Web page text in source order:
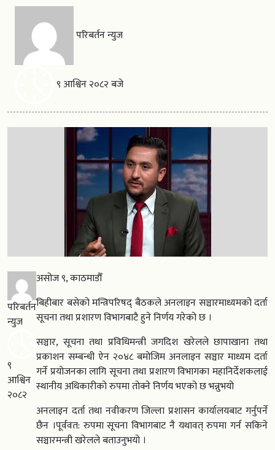
परिबर्तन न्युज
९ आश्विन २०८२ बजे
परिबर्तन
न्युज
९
आश्विन
२०८२
असोज ९, काठमाडौँ
बिहीबार बसेको मन्त्रिपरिषद् बैठकले अनलाइन सञ्चारमाध्यमको दर्ता
सूचना तथा प्रशारण विभागबाटै हुने निर्णय गरेको छ ।
सञ्चार, सूचना तथा प्रविधिमन्त्री जगदिश खरेलले छापाखाना तथा
प्रकाशन सम्बन्धी ऐन २०४८ बमोजिम अनलाइन सञ्चार माध्यम दर्ता
गर्ने प्रयोजनका लागि सूचना तथा प्रशारण विभागका महानिर्देशकलाई
स्थानीय अधिकारीको रुपमा तोक्ने निर्णय भएको छ भन्नुभयो
अनलाइन दर्ता तथा नवीकरण जिल्ला प्रशासन कार्यालयबाट गर्नुपर्ने
छैन ।पूर्ववत: रुपमा सूचना विभागबाट नै यथावत् रुपमा गर्न सकिने
सञ्चारमन्त्री खरेलले बताउनुभयो ।